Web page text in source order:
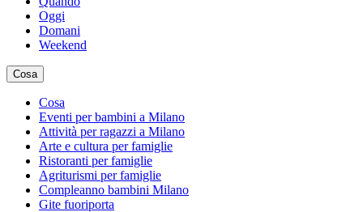
Oggi
Domani
Weekend
Cosa
Cosa
Eventi per bambini a Milano
Attività per ragazzi a Milano
Arte e cultura per famiglie
Ristoranti per famiglie
Agriturismi per famiglie
Compleanno bambini Milano
Gite fuoriporta